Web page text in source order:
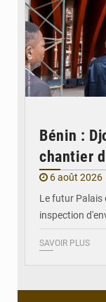
Bénin :
chantier
6 août 2026
Le futur Palais
inspection
SAVOIR PLUS